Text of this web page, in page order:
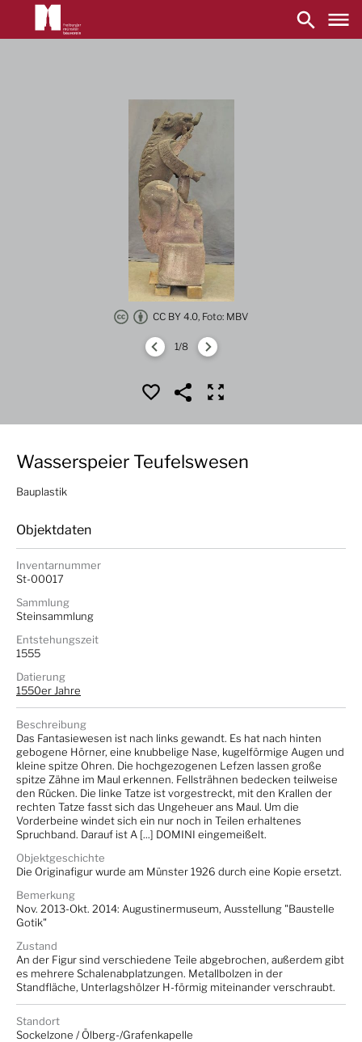
navigation
CC BY 4.0, Foto: MBV
1/8
Wasserspeier Teufelswesen
Bauplastik
Objektdaten
Inventarnummer
St-00017
Sammlung
Steinsammlung
Entstehungszeit
1555
Datierung
1550er Jahre
Beschreibung
Das Fantasiewesen ist nach links gewandt. Es hat nach hinten
gebogene Hörner, eine knubbelige Nase, kugelförmige Augen und
kleine spitze Ohren. Die hochgezogenen Lefzen lassen große
spitze Zähne im Maul erkennen. Fellsträhnen bedecken teilweise
den Rücken. Die linke Tatze ist vorgestreckt, mit den Krallen der
rechten Tatze fasst sich das Ungeheuer ans Maul. Um die
Vorderbeine windet sich ein nur noch in Teilen erhaltenes
Spruchband. Darauf ist A [...] DOMINI eingemeißelt.
Objektgeschichte
Die Originafigur wurde am Münster 1926 durch eine Kopie ersetzt.
Bemerkung
Nov. 2013-Okt. 2014: Augustinermuseum, Ausstellung "Baustelle
Gotik"
Zustand
An der Figur sind verschiedene Teile abgebrochen, außerdem gibt
es mehrere Schalenabplatzungen. Metallbolzen in der
Standfläche, Unterlagshölzer H-förmig miteinander verschraubt.
Standort
Sockelzone / Ölberg-/Grafenkapelle